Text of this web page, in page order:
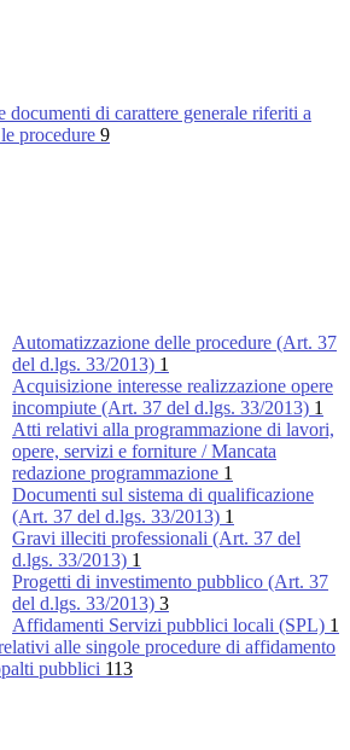
documenti di carattere generale riferiti a
procedure 9
Automatizzazione delle procedure (Art. 37
del d.lgs. 33/2013) 1
Acquisizione interesse realizzazione opere
incompiute (Art. 37 del d.lgs. 33/2013) 1
Atti relativi alla programmazione di lavori,
opere, servizi e forniture / Mancata
redazione programmazione 1
Documenti sul sistema di qualificazione
(Art. 37 del d.lgs. 33/2013) 1
Gravi illeciti professionali (Art. 37 del
d.lgs. 33/2013) 1
Progetti di investimento pubblico (Art. 37
del d.lgs. 33/2013) 3
Affidamenti Servizi pubblici locali (SPL) 1
alle singole procedure di affidamento
pubblici 113